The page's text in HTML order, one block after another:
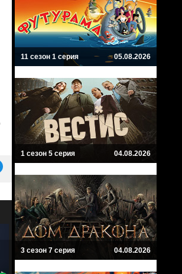
11 сезон 1 серия 05.08.2026
1 сезон 5 серия 04.08.2026
3 сезон 7 серия 04.08.2026